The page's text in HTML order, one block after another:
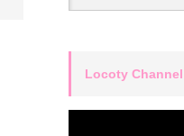
Locoty Channel